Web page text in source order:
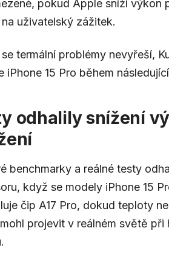
pokud Apple sníží výkon
uživatelský zážitek.
termální problémy nevyřeší,
iPhone 15 Pro během
odhalily snížení
benchmarky a reálné testy
když se modely iPhone 15
čip A17 Pro, dokud teploty
projevit v reálném světě při